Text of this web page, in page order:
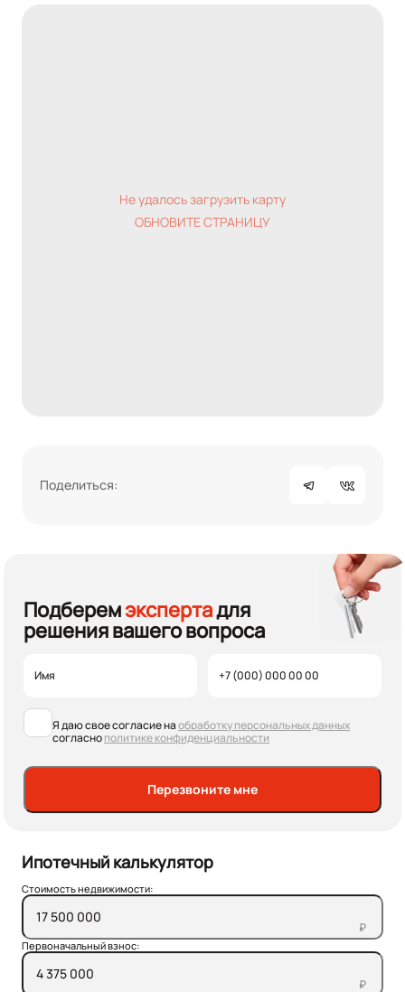
Не удалось загрузить карту
ОБНОВИТЕ СТРАНИЦУ
Поделиться:
Подберемэкспертадля
решения вашего вопроса
Я даю свое согласие наобработку персональных данных
согласнополитике конфиденциальности
Перезвоните мне
Ипотечный калькулятор
Стоимость недвижимости:
₽
Первоначальный взнос:
₽